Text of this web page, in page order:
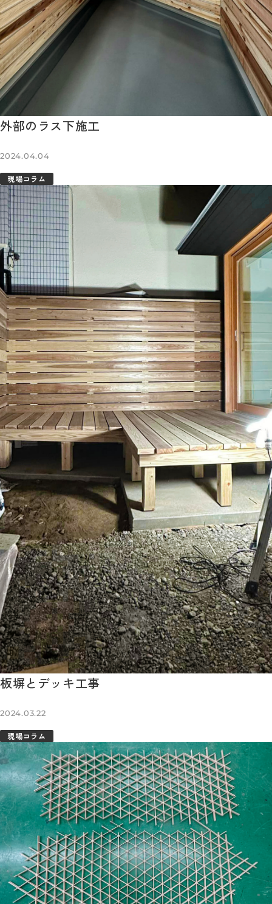
外部のラス下施工
2024.04.04
現場コラム
板塀とデッキ工事
2024.03.22
現場コラム